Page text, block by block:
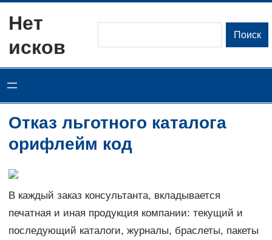
содержимому
Нет
исков
Поиск
Отказ льготного каталога
орифлейм код
В каждый заказ консультанта, вкладывается
печатная и иная продукция компании: текущий и
последующий каталоги, журналы, браслеты, пакеты